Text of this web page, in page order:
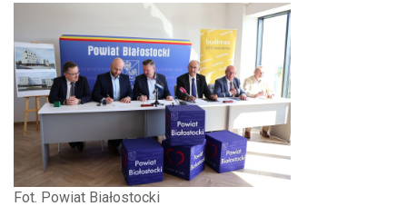
Fot. Powiat Białostocki